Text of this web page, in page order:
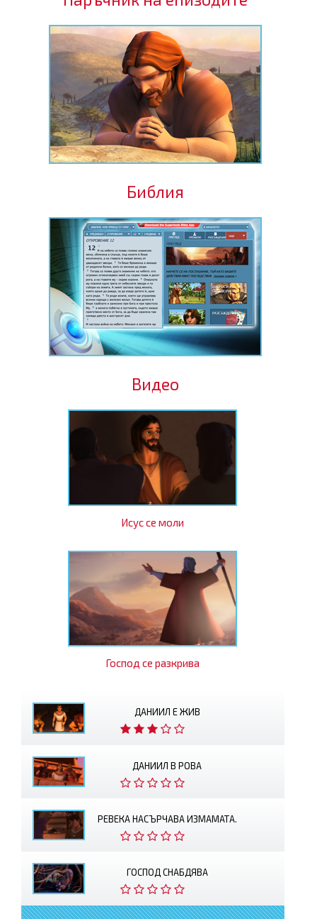
Библия
Видео
Исус се моли
Господ се разкрива
ДАНИИЛ Е ЖИВ
ДАНИИЛ В РОВА
РЕВЕКА НАСЪРЧАВА ИЗМАМАТА.
ГОСПОД СНАБДЯВА